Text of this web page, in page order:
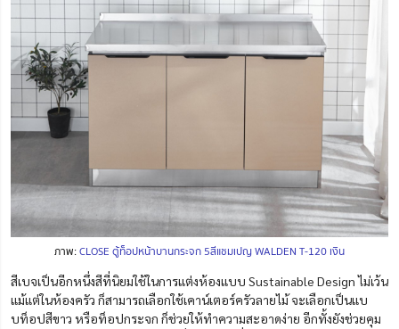
ภาพ:CLOSE ตู้ท็อปหน้าบานกระจก 5สีแชมเปญ WALDEN T-120 เงิน
สีเบจเป็นอีกหนึ่งสีที่นิยมใช้ในการแต่งห้องแบบ Sustainable Design ไม่เว้น
แม้แต่ในห้องครัว ก็สามารถเลือกใช้เคาน์เตอร์ครัวลายไม้ จะเลือกเป็นแบ
บท็อปสีขาว หรือท็อปกระจก ก็ช่วยให้ทำความสะอาดง่าย อีกทั้งยังช่วยคุม